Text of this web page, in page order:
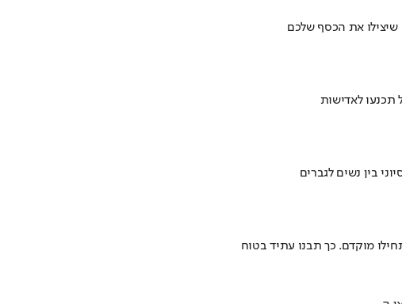
את הכסף שלכם
תכנעו לאדישות
בין נשים לגברים
מוקדם. כך תבנו עתיד בטוח